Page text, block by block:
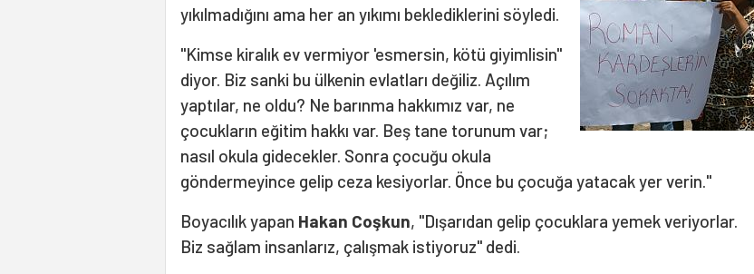
yıkılmadığını ama her an yıkımı beklediklerini söyledi.
"Kimse kiralık ev vermiyor 'esmersin, kötü giyimlisin"
diyor. Biz sanki bu ülkenin evlatları değiliz. Açılım
yaptılar, ne oldu? Ne barınma hakkımız var, ne
çocukların eğitim hakkı var. Beş tane torunum var;
nasıl okula gidecekler. Sonra çocuğu okula
göndermeyince gelip ceza kesiyorlar. Önce bu çocuğa yatacak yer verin."
Boyacılık yapan Hakan Coşkun, "Dışarıdan gelip çocuklara yemek veriyorlar.
Biz sağlam insanlarız, çalışmak istiyoruz" dedi.